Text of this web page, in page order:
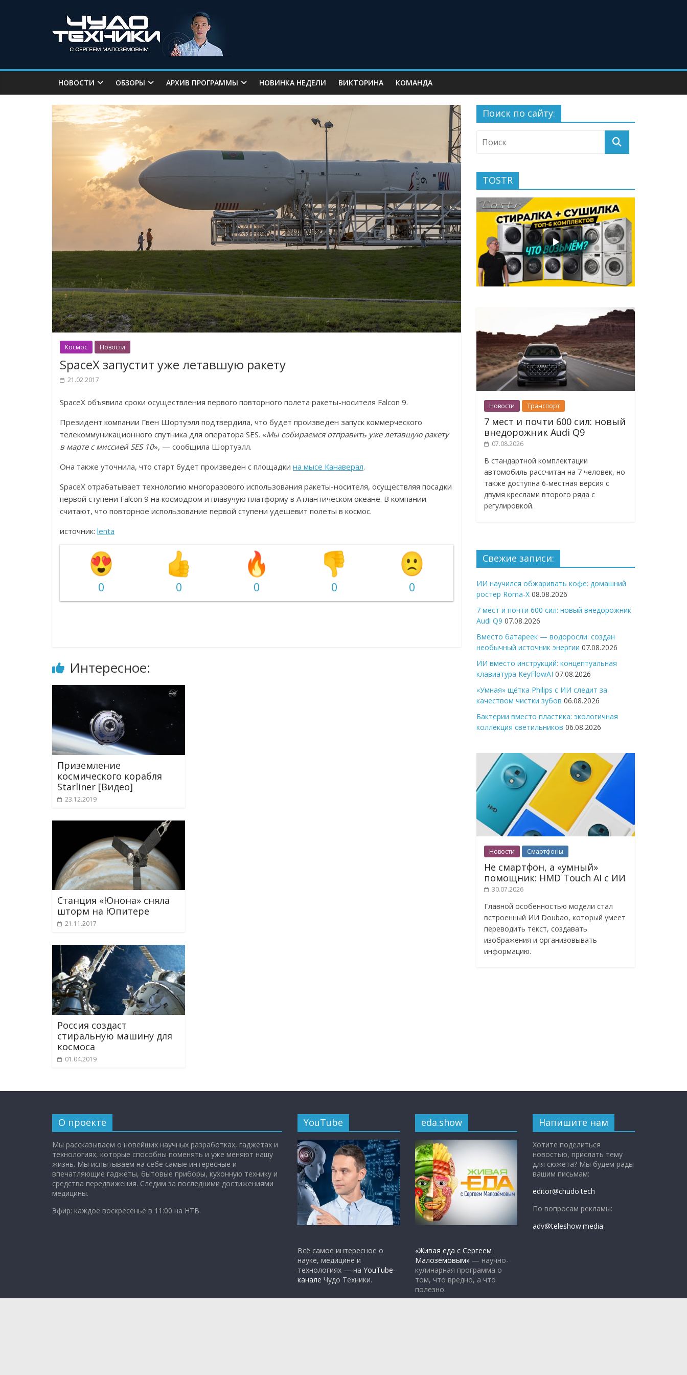
НОВОСТИ ОБЗОРЫ АРХИВ ПРОГРАММЫ НОВИНКА НЕДЕЛИ ВИКТОРИНА КОМАНДА
Космос Новости
SpaceX запустит уже летавшую ракету
21.02.2017
SpaceX объявила сроки осуществления первого повторного полета ракеты-носителя Falcon 9.
Президент компании Гвен Шортуэлл подтвердила, что будет произведен запуск коммерческого
телекоммуникационного спутника для оператора SES. «Мы собираемся отправить уже летавшую ракету
в марте с миссией SES 10», — сообщила Шортуэлл.
Она также уточнила, что старт будет произведен с площадки на мысе Канаверал.
SpaceX отрабатывает технологию многоразового использования ракеты-носителя, осуществляя посадки
первой ступени Falcon 9 на космодром и плавучую платформу в Атлантическом океане. В компании
считают, что повторное использование первой ступени удешевит полеты в космос.
источник: lenta
0 0 0 0 0
Интересное:
Приземление
космического корабля
Starliner [Видео]
23.12.2019
Станция «Юнона» сняла
шторм на Юпитере
21.11.2017
Россия создаст
стиральную машину для
космоса
01.04.2019
Поиск по сайту:
TOSTR
Новости Транспорт
7 мест и почти 600 сил: новый
внедорожник Audi Q9
07.08.2026
В стандартной комплектации
автомобиль рассчитан на 7 человек, но
также доступна 6-местная версия с
двумя креслами второго ряда с
регулировкой.
Свежие записи:
ИИ научился обжаривать кофе: домашний
ростер Roma-X 08.08.2026
7 мест и почти 600 сил: новый внедорожник
Audi Q9 07.08.2026
Вместо батареек — водоросли: создан
необычный источник энергии 07.08.2026
ИИ вместо инструкций: концептуальная
клавиатура KeyFlowAI 07.08.2026
«Умная» щётка Philips с ИИ следит за
качеством чистки зубов 06.08.2026
Бактерии вместо пластика: экологичная
коллекция светильников 06.08.2026
Новости Смартфоны
Не смартфон, а «умный»
помощник: HMD Touch AI с ИИ
30.07.2026
Главной особенностью модели стал
встроенный ИИ Doubao, который умеет
переводить текст, создавать
изображения и организовывать
информацию.
О проекте
Мы рассказываем о новейших научных разработках, гаджетах и
технологиях, которые способны поменять и уже меняют нашу
жизнь. Мы испытываем на себе самые интересные и
впечатляющие гаджеты, бытовые приборы, кухонную технику и
средства передвижения. Следим за последними достижениями
медицины.
Эфир: каждое воскресенье в 11:00 на НТВ.
YouTube
Всё самое интересное о
науке, медицине и
технологиях — на YouTube-
канале Чудо Техники.
eda.show
«Живая еда с Сергеем
Малозёмовым»— научно-
кулинарная программа о
том, что вредно, а что
полезно.
Напишите нам
Хотите поделиться
новостью, прислать тему
для сюжета? Мы будем рады
вашим письмам:
editor@chudo.tech
По вопросам рекламы:
adv@teleshow.media